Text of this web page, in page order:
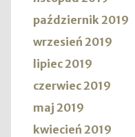
październik 2019
wrzesień 2019
lipiec 2019
czerwiec 2019
maj 2019
kwiecień 2019